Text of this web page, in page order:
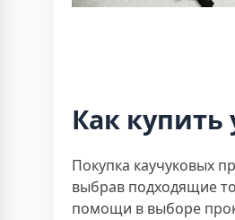
Как купить
Покупка каучуковых
выбрав подходящие
помощи в выборе